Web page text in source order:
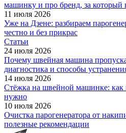
машинку и про бренд, за который
11 июля 2026
Уже на Дзене: разбираем
честно и без прикрас
Статьи
24 июля 2026
Почему швейная машина
диагностика и способы
14 июля 2026
Стёжка на швейной машинке: как
нужно
10 июля 2026
Очистка парогенератора от
полезные рекомендации